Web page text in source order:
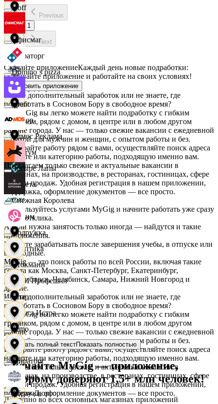
demo
Мираторг
Абрау-Дюрсо
Авиор
Альтум
Аркета
Архим
Асептика
АСМ Профешнл
Белуга Истра
Вайнер
Ваншоп
Hoff
Офисмаг
Domino`s pizza
Urent
Эдмос Реклама
Четыре Лапы
Снежная Королева
Подружка
Стокманн
Cпар
demo
Мираторг
Абрау-Дюрсо
Previous
1
Next
Скачайте приложениеКаждый день новые подработки:
скачивайте приложение и работайте на своих условиях!
Установить приложение
Ищете дополнительный заработок или не знаете, где
подработать в Сосновом Бору в свободное время?
На MyGig вы легко можете найти подработку с гибким
графиком, рядом с домом, в центре или в любом другом
районе города. У нас — только свежие вакансии с ежедневной
оплатой для мужчин и женщин, с опытом работы и без.
Выбирайте работу рядом с вами, осуществляйте поиск адреса
на карте или категорию работы, подходящую именно вам.
Предлагаем только свежие и актуальные вакансии в
магазинах, на производстве, в ресторанах, гостиницах, сфере
услуг и продаж. Удобная регистрация в нашем приложении,
поддержка, оформление документов — все просто.
Воспользуйтесь услугами MyGig и начните работать уже сразу
после отклика.
А если нужна занятость только иногда — найдутся и такие
предложения.
Начните зарабатывать после завершения учебы, в отпуске или
в выходные.
MyGig — это поиск работы по всей России, включая такие
города как Москва, Санкт-Петербург, Екатеринбург,
Новосибирск, Челябинск, Самара, Нижний Новгород и
другие.
Ищете дополнительный заработок или не знаете, где
подработать в Сосновом Бору в свободное время?
На MyGig вы легко можете найти подработку с гибким
графиком, рядом с домом, в центре или в любом другом
районе города. У нас — только свежие вакансии с ежедневной
оплатой для мужчин и женщин, с опытом работы и без.
Выбирайте работу рядом с вами, осуществляйте поиск адреса
на карте или категорию работы, подходящую именно вам.
Предлагаем только свежие и актуальные вакансии в
магазинах, на производстве, в ресторанах, гостиницах, сфере
услуг и продаж. Удобная регистрация в нашем приложении,
поддержка, оформление документов — все просто.
Показать полный текстПоказать полностью
Скачайте MyGig — приложение,
которому доверяют 1,5+ млн человек!
Доступно во всех основных магазинах приложений